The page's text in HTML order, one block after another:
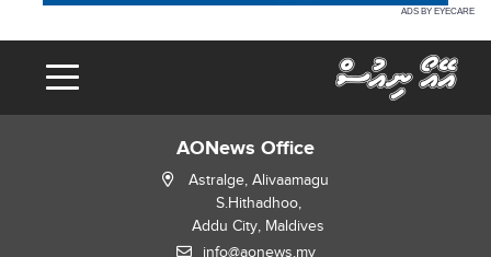
ADS BY EYECARE
AONews Office
Astralge, Alivaamagu
S.Hithadhoo,
Addu City, Maldives
info@aonews.mv